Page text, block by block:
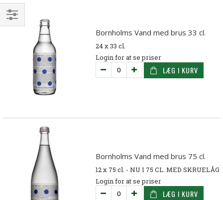
Bornholms Vand med brus 33 cl.
24 x 33 cl.
Login for at se priser
LÆG I KURV
Bornholms Vand med brus 75 cl.
12 x 75 cl. - NU I 75 CL. MED SKRUELÅG
Login for at se priser
LÆG I KURV
Filtrer